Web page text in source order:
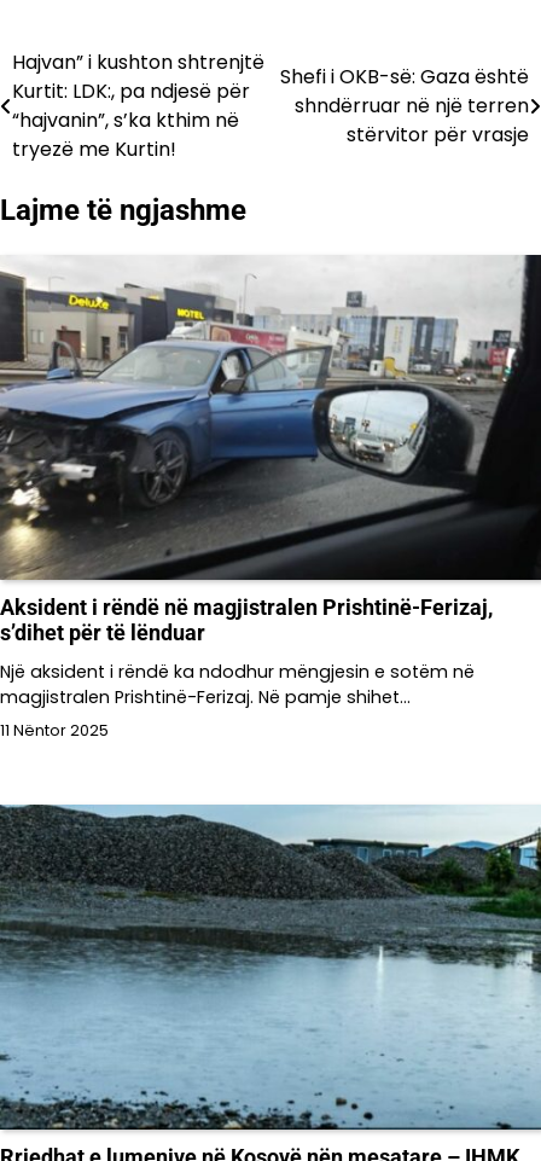
Lëvizje
te
postimet
Hajvan” i kushton shtrenjtë
Kurtit: LDK:, pa ndjesë për
“hajvanin”, s’ka kthim në
tryezë me Kurtin!
Shefi i OKB-së: Gaza është
shndërruar në një terren
stërvitor për vrasje
Lajme të ngjashme
Aksident i rëndë në magjistralen Prishtinë-Ferizaj,
s’dihet për të lënduar
Një aksident i rëndë ka ndodhur mëngjesin e sotëm në
magjistralen Prishtinë-Ferizaj. Në pamje shihet…
11 Nëntor 2025